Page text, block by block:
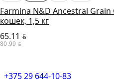
Farmina N&D Ancestral Grain
кошек, 1,5 кг
65.11 BYN
80.99 BYN
+375 29 644-10-83